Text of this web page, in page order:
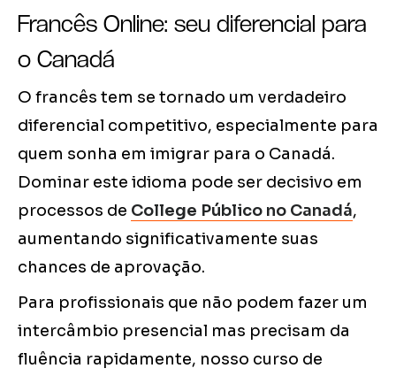
Francês Online: seu diferencial para
o Canadá
O francês tem se tornado um verdadeiro
diferencial competitivo, especialmente para
quem sonha em imigrar para o Canadá.
Dominar este idioma pode ser decisivo em
processos de College Público no Canadá,
aumentando significativamente suas
chances de aprovação.
Para profissionais que não podem fazer um
intercâmbio presencial mas precisam da
fluência rapidamente, nosso curso de